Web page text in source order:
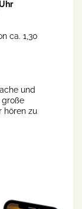
ca. 1,30
und
hören zu